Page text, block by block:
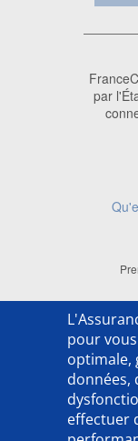
pour
optimale,
données,
effectuer
par